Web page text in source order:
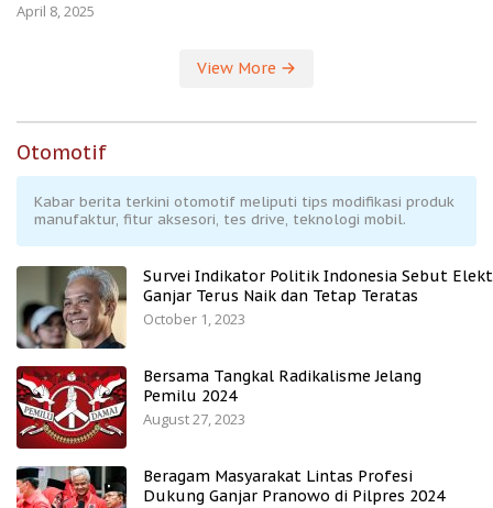
April 8, 2025
View More
Otomotif
Kabar berita terkini otomotif meliputi tips modifikasi produk
manufaktur, fitur aksesori, tes drive, teknologi mobil.
Survei Indikator Politik Indonesia Sebut
Ganjar Terus Naik dan Tetap Teratas
October 1, 2023
Bersama Tangkal Radikalisme Jelang
Pemilu 2024
August 27, 2023
Beragam Masyarakat Lintas Profesi
Dukung Ganjar Pranowo di Pilpres 2024